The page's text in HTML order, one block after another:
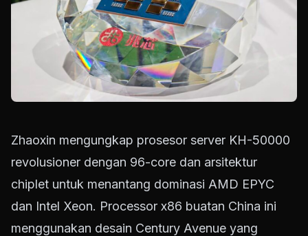
Zhaoxin mengungkap prosesor server KH-50000
revolusioner dengan 96-core dan arsitektur
chiplet untuk menantang dominasi AMD EPYC
dan Intel Xeon. Processor x86 buatan China ini
menggunakan desain Century Avenue yang